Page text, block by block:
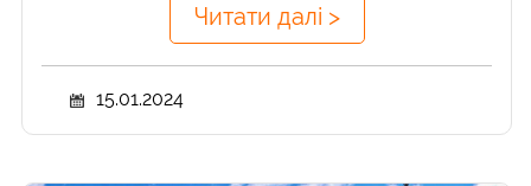
Читати далі >
15.01.2024